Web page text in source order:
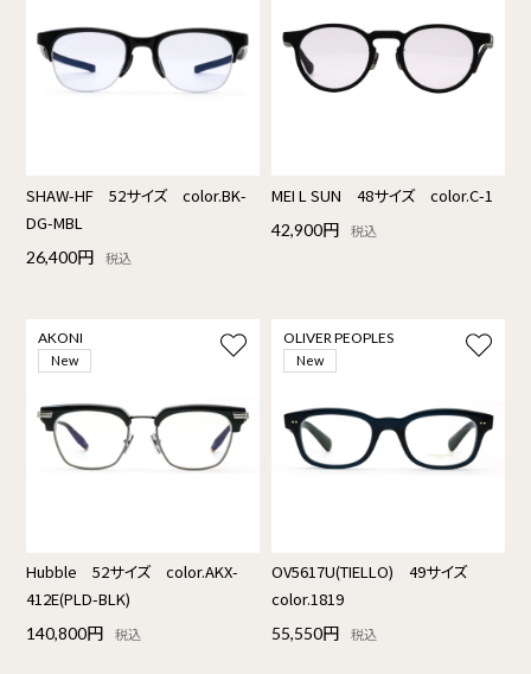
SHAW-HF 52サイズ color.BK-
DG-MBL
26,400円 税込
MEI L SUN 48サイズ color.C-1
42,900円 税込
AKONI
New
Hubble 52サイズ color.AKX-
412E(PLD-BLK)
140,800円 税込
OLIVER PEOPLES
New
OV5617U(TIELLO) 49サイズ
color.1819
55,550円 税込